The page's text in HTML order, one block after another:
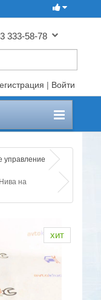
333-58-78
| Войти
управление
на
хит